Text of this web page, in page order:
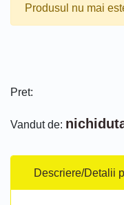
Produsul nu mai
Pret:
Vandut de:
Descriere/Detalii